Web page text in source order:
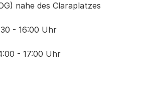
nahe des Claraplatzes
- 16:00 Uhr
- 17:00 Uhr